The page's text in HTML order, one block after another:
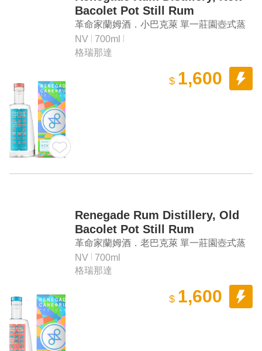
Bacolet Pot Still Rum
革命家蘭姆酒．小巴克萊 單一莊園壺式蒸
餾蘭姆酒
NV
700ml
格瑞那達
$ 1,600
Renegade Rum Distillery, Old
Bacolet Pot Still Rum
革命家蘭姆酒．老巴克萊 單一莊園壺式蒸
餾蘭姆酒
NV
700ml
格瑞那達
$ 1,600